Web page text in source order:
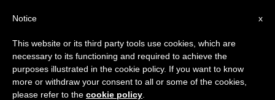
x
Notice
This website or its third party tools use cookies, which are
necessary to its functioning and required to achieve the
purposes illustrated in the cookie policy. If you want to know
more or withdraw your consent to all or some of the cookies,
please refer to the cookie policy